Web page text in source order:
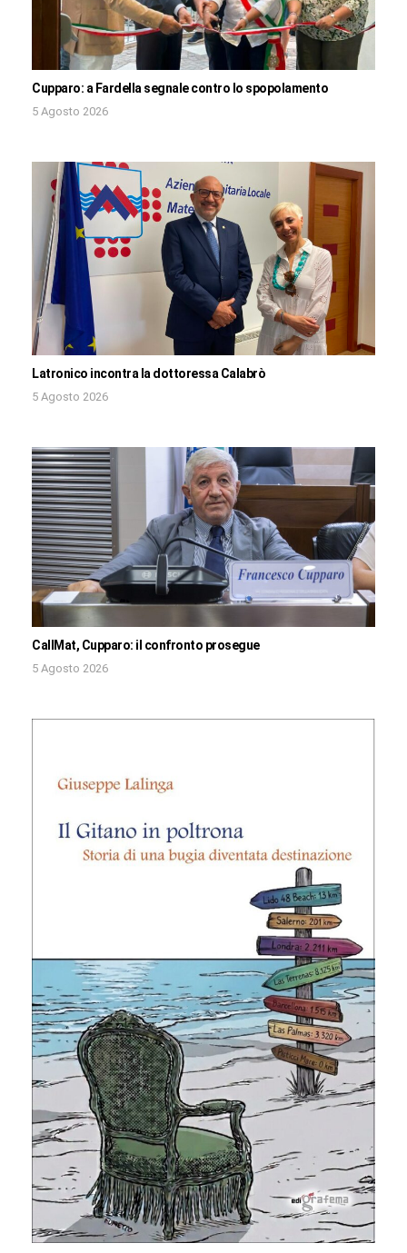
Cupparo: a Fardella segnale contro lo spopolamento
5 Agosto 2026
Latronico incontra la dottoressa Calabrò
5 Agosto 2026
CallMat, Cupparo: il confronto prosegue
5 Agosto 2026